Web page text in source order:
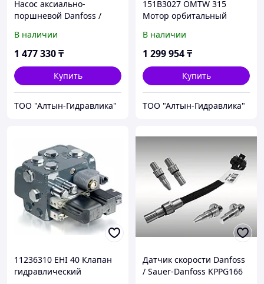
Насос аксиально-
поршневой Danfoss /
В наличии
1 477 330₸
Купить
ТОО "Алтын-Гидравлика"
151B3027 OMTW 315
Мотор орбитальный
Sauer-Danfoss
В наличии
1 299 954₸
Купить
ТОО "Алтын-Гидравлика"
11236310 EHI 40 Клапан
гидравлический
Датчик скорости Danfoss
/ Sauer-Danfoss KPPG166